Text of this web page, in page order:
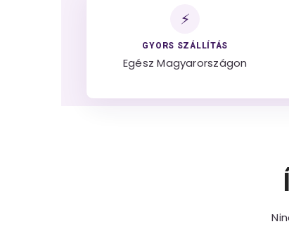
⚡
GYORS SZÁLLÍTÁS
Egész Magyarországon